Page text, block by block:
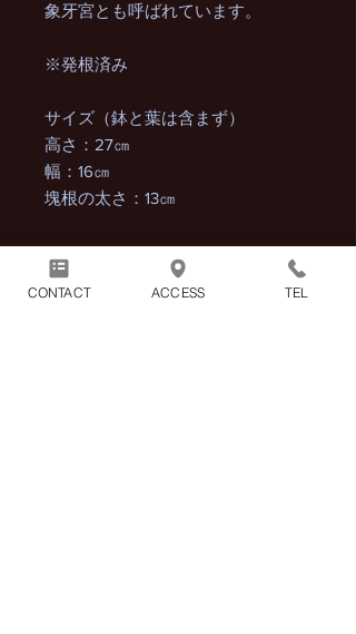
象牙宮とも呼ばれています。
※発根済み
サイズ（鉢と葉は含まず）
高さ：27㎝
幅：16㎝
塊根の太さ：13㎝
CONTACT ACCESS TEL